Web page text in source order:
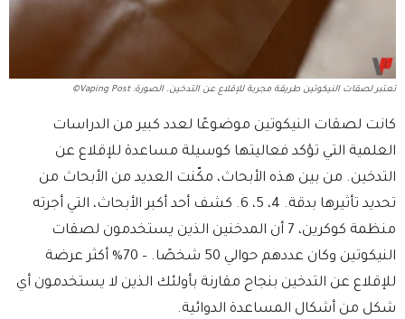
تعتبر لصقات النيكوتين طريقة مجربة للإقلاع عن التدخين. الصورة: Vaping Post©
كانت لصقات النيكوتين موضوعًا لعدد كبير من الدراسات
العلمية التي تؤكد فعاليتها كوسيلة مساعدة للإقلاع عن
التدخين. من بين هذه الأبحاث، مكّنت العديد من الأبحاث من
تحديد تأثيرها بدقة. 4، 5، 6. كشف أحد أكبر الأبحاث، التي أجرته
منظمة كوكرين، 7 أن المدخنين الذين يستخدمون لصقات
النيكوتين وكان عددهم حوالي 50 شخصًا. – 70% أكثر عرضة
للإقلاع عن التدخين بنجاح مقارنة بأولئك الذين لا يستخدمون أي
شكل من أشكال المساعدة الدوائية.